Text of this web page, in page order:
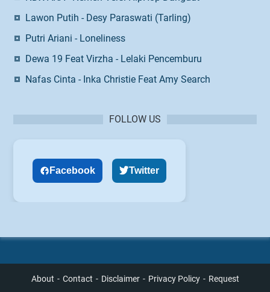
Lawon Putih - Desy Paraswati (Tarling)
Putri Ariani - Loneliness
Dewa 19 Feat Virzha - Lelaki Pencemburu
Nafas Cinta - Inka Christie Feat Amy Search
FOLLOW US
Facebook Twitter
About Contact Disclaimer Privacy Policy Request